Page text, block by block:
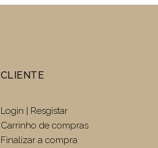
CLIENTE
Login | Resgistar
Carrinho de compras
Finalizar a compra